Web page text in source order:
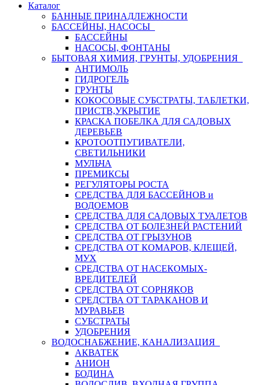
Каталог
БАННЫЕ ПРИНАДЛЕЖНОСТИ
БАССЕЙНЫ, НАСОСЫ
БАССЕЙНЫ
НАСОСЫ, ФОНТАНЫ
БЫТОВАЯ ХИМИЯ, ГРУНТЫ, УДОБРЕНИЯ
АНТИМОЛЬ
ГИДРОГЕЛЬ
ГРУНТЫ
КОКОСОВЫЕ СУБСТРАТЫ, ТАБЛЕТКИ,
ПРИСТВ,УКРЫТИЕ
КРАСКА ПОБЕЛКА ДЛЯ САДОВЫХ
ДЕРЕВЬЕВ
КРОТООТПУГИВАТЕЛИ,
СВЕТИЛЬНИКИ
МУЛЬЧА
ПРЕМИКСЫ
РЕГУЛЯТОРЫ РОСТА
СРЕДСТВА ДЛЯ БАССЕЙНОВ и
ВОДОЕМОВ
СРЕДСТВА ДЛЯ САДОВЫХ ТУАЛЕТОВ
СРЕДСТВА ОТ БОЛЕЗНЕЙ РАСТЕНИЙ
СРЕДСТВА ОТ ГРЫЗУНОВ
СРЕДСТВА ОТ КОМАРОВ, КЛЕЩЕЙ,
МУХ
СРЕДСТВА ОТ НАСЕКОМЫХ-
ВРЕДИТЕЛЕЙ
СРЕДСТВА ОТ СОРНЯКОВ
СРЕДСТВА ОТ ТАРАКАНОВ И
МУРАВЬЕВ
СУБСТРАТЫ
УДОБРЕНИЯ
ВОДОСНАБЖЕНИЕ, КАНАЛИЗАЦИЯ
АКВАТЕК
АНИОН
БОДИНА